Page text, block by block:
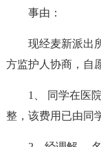
事由：
现经麦新派出
方监护人协商，自
1、 同学在医
整，该费用已由同